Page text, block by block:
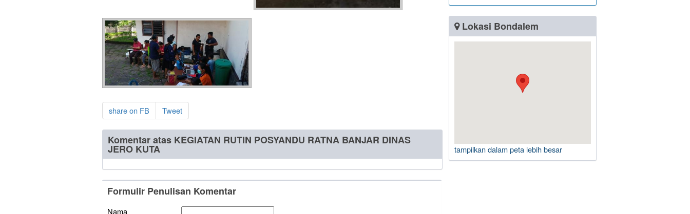
share on FB Tweet
Komentar atas KEGIATAN RUTIN POSYANDU RATNA BANJAR DINAS
JERO KUTA
Formulir Penulisan Komentar
Nama
Lokasi Bondalem
tampilkan dalam peta lebih besar